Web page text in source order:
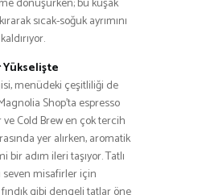
sıcak-soğuk ayrımını
Yükselişte
menüdeki çeşitliliği de
Shop’ta espresso
ve Cold Brew en çok tercih
yer alırken, aromatik
adım ileri taşıyor. Tatlı
seven misafirler için